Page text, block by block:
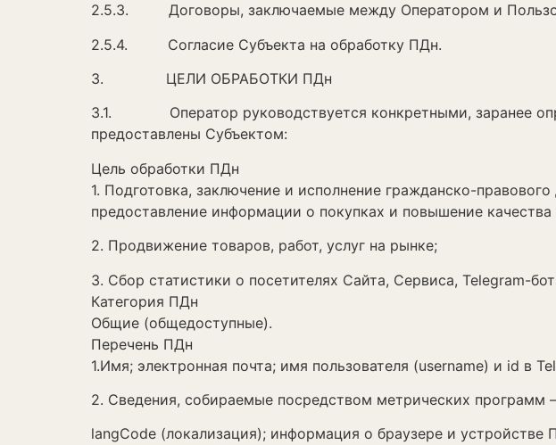
2.5.3. Договоры, заключаемые между Оператором и
2.5.4. Согласие Субъекта на обработку ПДн.
3. ЦЕЛИ ОБРАБОТКИ ПДн
3.1. Оператор руководствуется конкретными, заранее
предоставлены Субъектом:
Цель обработки ПДн
1. Подготовка, заключение и исполнение гражданско-
предоставление информации о покупках и повышение
2. Продвижение товаров, работ, услуг на рынке;
3. Сбор статистики о посетителях Сайта, Сервиса, Telegram-
Категория ПДн
Общие (общедоступные).
Перечень ПДн
1.Имя; электронная почта; имя пользователя (username) и id в
2. Сведения, собираемые посредством метрических программ –
langCode (локализация); информация о браузере и